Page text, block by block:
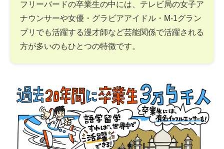
フリーバードの卒業生の中には、テレビ局の女子ア
ナウンサーや女優・グラビアアイドル・M-1グラン
プリでも活躍する漫才師など芸能関係で活躍される
方が多いのもひとつの特徴です。